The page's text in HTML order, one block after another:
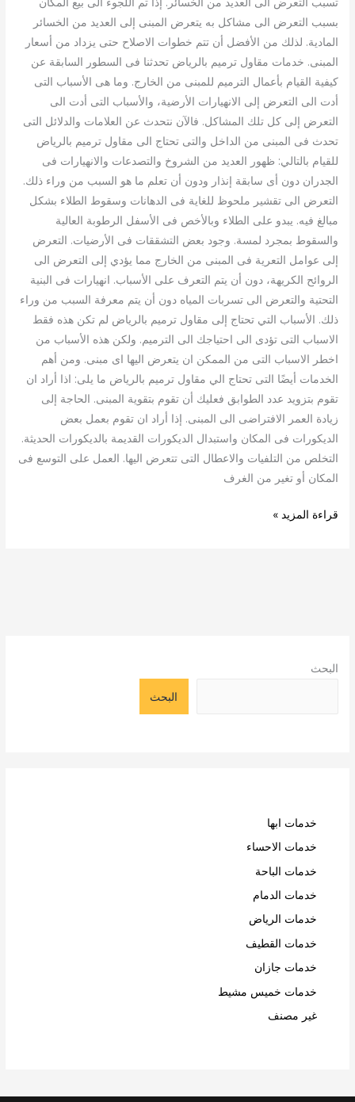
بسبب التعرض الى مشاكل به يتعرض المبنى إلى العديد من الخسائر
المادية. لذلك من الأفضل أن تتم خطوات الاصلاح حتى يزداد من أسعار
المبنى. خدمات مقاول ترميم بالرياض تحدثنا فى السطور السابقة عن
كيفية القيام بأعمال الترميم للمبنى من الخارج. وما هى الأسباب التى
أدت الى التعرض إلى الانهيارات الأرضية، والأسباب التى أدت الى
التعرض إلى كل تلك المشاكل. فالآن نتحدث عن العلامات والدلائل التى
تحدث فى المبنى من الداخل والتى تحتاج الى مقاول ترميم بالرياض
للقيام بالتالي: ظهور العديد من الشروخ والتصدعات والانهيارات فى
الجدران دون أى سابقة إنذار ودون أن تعلم ما هو السبب من وراء ذلك.
التعرض الى تقشير ملحوظ للغاية فى الدهانات وسقوط الطلاء بشكل
مبالغ فيه. يبدو على الطلاء وبالأخص فى الأسفل الرطوبة العالية
والسقوط بمجرد لمسة. وجود بعض التشققات فى الأرضيات. التعرض
إلى عوامل التعرية فى المبنى من الخارج مما يؤدي إلى التعرض الى
الروائح الكريهة، دون أن يتم التعرف على الأسباب. انهيارات فى البنية
التحتية والتعرض الى تسربات المياه دون أن يتم معرفة السبب من وراء
ذلك. الأسباب التي تحتاج إلى مقاول ترميم بالرياض لم تكن هذه فقط
الاسباب التى تؤدى الى احتياجك الى الترميم. ولكن هذه الأسباب من
اخطر الاسباب التى من الممكن ان يتعرض اليها اى مبنى. ومن أهم
الخدمات أيضًا التى تحتاج الي مقاول ترميم بالرياض ما يلى: اذا أراد ان
تقوم بتزويد عدد الطوابق فعليك أن تقوم بتقوية المبنى. الحاجة إلى
زيادة العمر الافتراضى الى المبنى. إذا أراد ان تقوم بعمل بعض
الديكورات فى المكان واستبدال الديكورات القديمة بالديكورات الحديثة.
التخلص من التلفيات والاعطال التى تتعرض اليها. العمل على التوسع فى
المكان أو تغير من الغرف
قراءة المزيد »
البحث
البحث
خدمات ابها
خدمات الاحساء
خدمات الباحة
خدمات الدمام
خدمات الرياض
خدمات القطيف
خدمات جازان
خدمات خميس مشيط
غير مصنف